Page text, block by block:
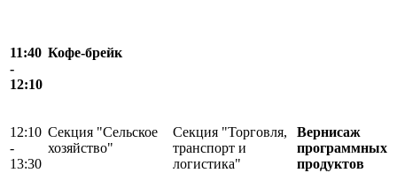
11:40
-
12:10
Кофе-брейк
12:10
-
13:30
Секция "Сельское
хозяйство"
Секция "Торговля,
транспорт и
логистика"
Вернисаж
программных
продуктов